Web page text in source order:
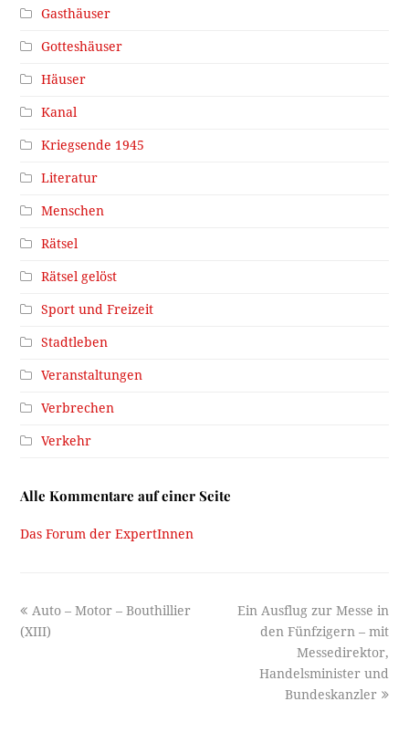
Gasthäuser
Gotteshäuser
Häuser
Kanal
Kriegsende 1945
Literatur
Menschen
Rätsel
Rätsel gelöst
Sport und Freizeit
Stadtleben
Veranstaltungen
Verbrechen
Verkehr
Alle Kommentare auf einer Seite
Das Forum der ExpertInnen
previous
post:
Auto – Motor – Bouthillier
(XIII)
next
post:
Ein Ausflug zur Messe in
den Fünfzigern – mit
Messedirektor,
Handelsminister und
Bundeskanzler